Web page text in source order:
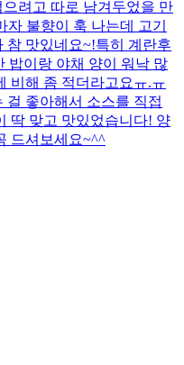
려고 따로 남겨두었을 만
불향이 훅 나는데 고기
참 맛있네요~!특히 계란후
밥이랑 야채 양이 워낙 많
비해 좀 적더라고요ㅠ.ㅠ
걸 좋아해서 소스를 직접
딱 맞고 맛있었습니다! 양
드셔보세요~^^